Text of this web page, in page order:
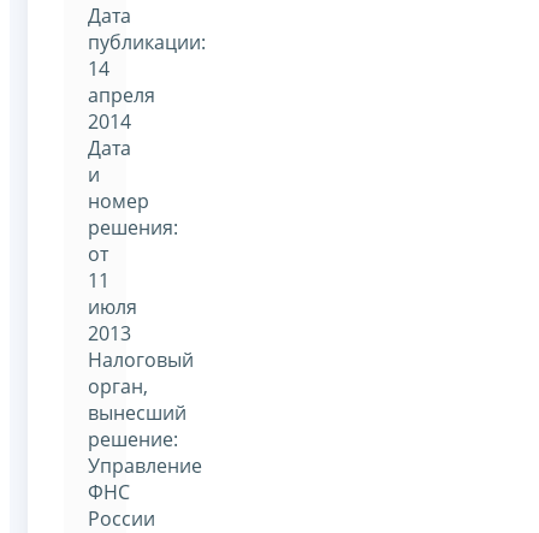
Дата
публикации:
14
апреля
2014
Дата
и
номер
решения:
от
11
июля
2013
Налоговый
орган,
вынесший
решение:
Управление
ФНС
России